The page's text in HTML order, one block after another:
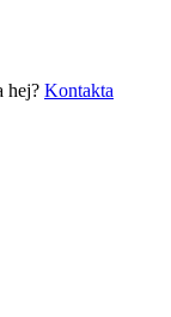
hej? Kontakta